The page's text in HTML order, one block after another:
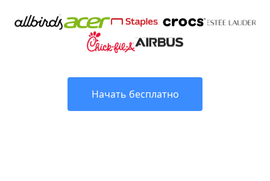
Начать бесплатно